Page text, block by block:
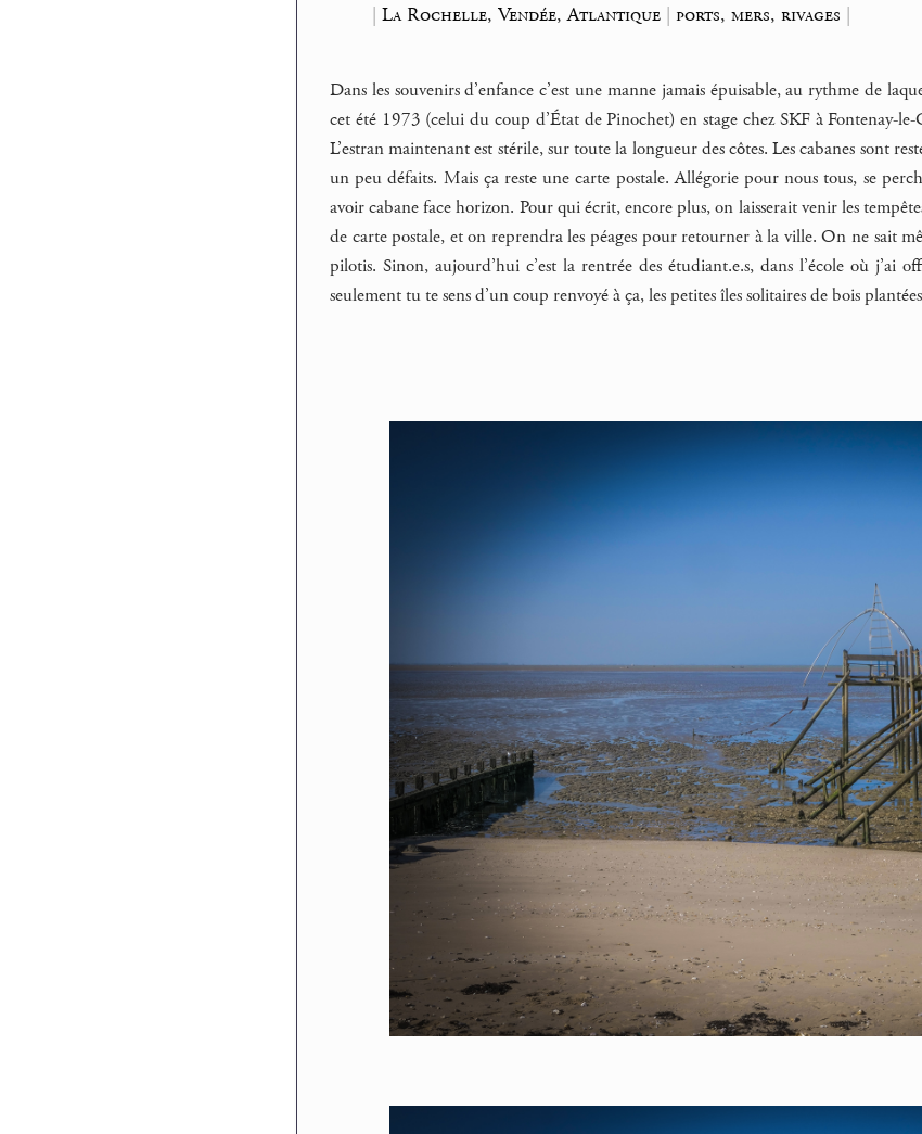
|La Rochelle, Vendée, Atlantique |ports, mers, rivages |
Dans les souvenirs d’enfance c’est une manne jamais épuisable, au rythme de
cet été 1973 (celui du coup d’État de Pinochet) en stage chez SKF à Fontenay-
L’estran maintenant est stérile, sur toute la longueur des côtes. Les cabanes sont
un peu défaits. Mais ça reste une carte postale. Allégorie pour nous tous, se
avoir cabane face horizon. Pour qui écrit, encore plus, on laisserait venir les
de carte postale, et on reprendra les péages pour retourner à la ville. On ne sait
pilotis. Sinon, aujourd’hui c’est la rentrée des étudiant.e.s, dans l’école où j’ai
seulement tu te sens d’un coup renvoyé à ça, les petites îles solitaires de bois